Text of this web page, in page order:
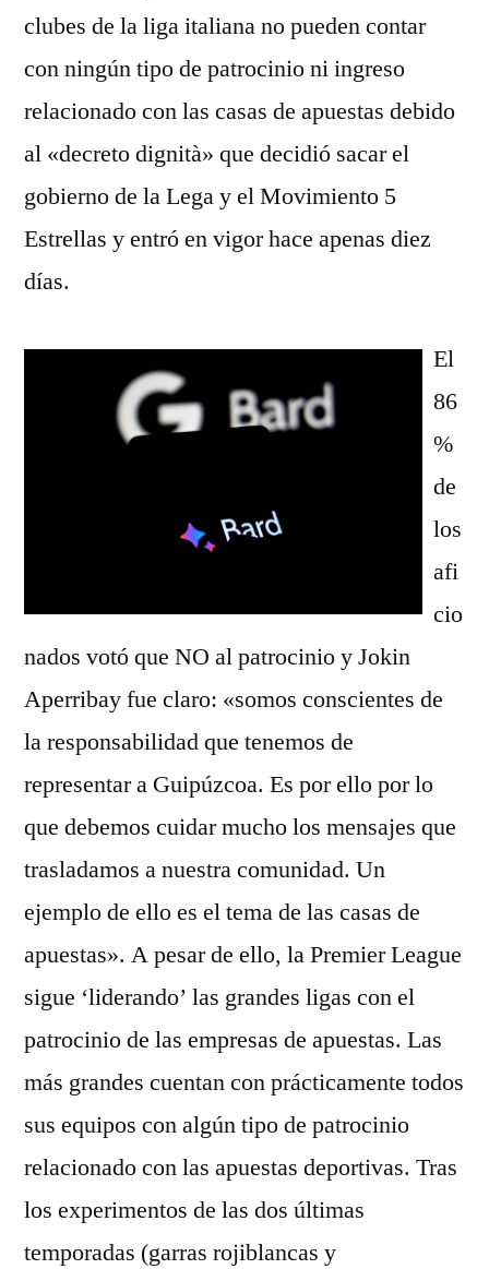
clubes de la liga italiana no pueden contar
con ningún tipo de patrocinio ni ingreso
relacionado con las casas de apuestas debido
al «decreto dignità» que decidió sacar el
gobierno de la Lega y el Movimiento 5
Estrellas y entró en vigor hace apenas diez
días.
El
86
%
de
los
afi
cio
nados votó que NO al patrocinio y Jokin
Aperribay fue claro: «somos conscientes de
la responsabilidad que tenemos de
representar a Guipúzcoa. Es por ello por lo
que debemos cuidar mucho los mensajes que
trasladamos a nuestra comunidad. Un
ejemplo de ello es el tema de las casas de
apuestas». A pesar de ello, la Premier League
sigue ‘liderando’ las grandes ligas con el
patrocinio de las empresas de apuestas. Las
más grandes cuentan con prácticamente todos
sus equipos con algún tipo de patrocinio
relacionado con las apuestas deportivas. Tras
los experimentos de las dos últimas
temporadas (garras rojiblancas y